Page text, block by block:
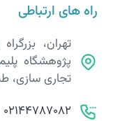
راه های ارتباطی
تهران،
پژوهشگاه
تجاری سازی،
02144787082